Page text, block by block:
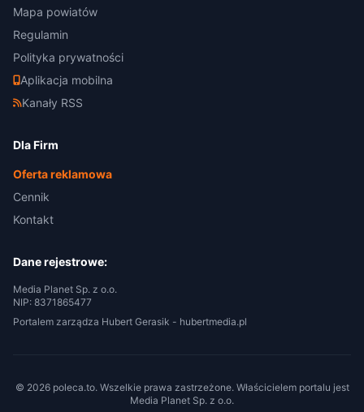
Mapa powiatów
Regulamin
Polityka prywatności
Aplikacja mobilna
Kanały RSS
Dla Firm
Oferta reklamowa
Cennik
Kontakt
Dane rejestrowe:
Media Planet Sp. z o.o.
NIP: 8371865477
Portalem zarządza Hubert Gerasik - hubertmedia.pl
© 2026 poleca.to. Wszelkie prawa zastrzeżone. Właścicielem portalu jest
Media Planet Sp. z o.o.